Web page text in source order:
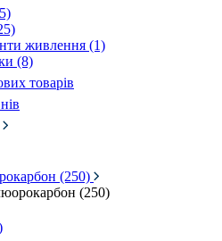
живлення (1)
(8)
товарів
(250)
(250)